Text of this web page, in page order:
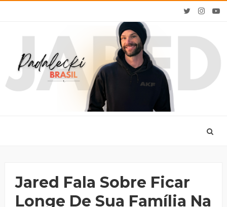
Jared Fala Sobre Ficar
Longe De Sua Família Na